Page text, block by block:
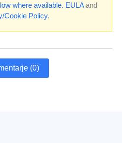
where available. EULAand
Cookie Policy.
(0)